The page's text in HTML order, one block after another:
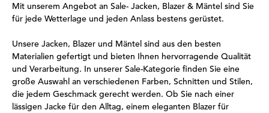
Mit unserem Angebot an Sale- Jacken, Blazer & Mäntel sind Sie
für jede Wetterlage und jeden Anlass bestens gerüstet.
Unsere Jacken, Blazer und Mäntel sind aus den besten
Materialien gefertigt und bieten Ihnen hervorragende Qualität
und Verarbeitung. In unserer Sale-Kategorie finden Sie eine
große Auswahl an verschiedenen Farben, Schnitten und Stilen,
die jedem Geschmack gerecht werden. Ob Sie nach einer
lässigen Jacke für den Alltag, einem eleganten Blazer für